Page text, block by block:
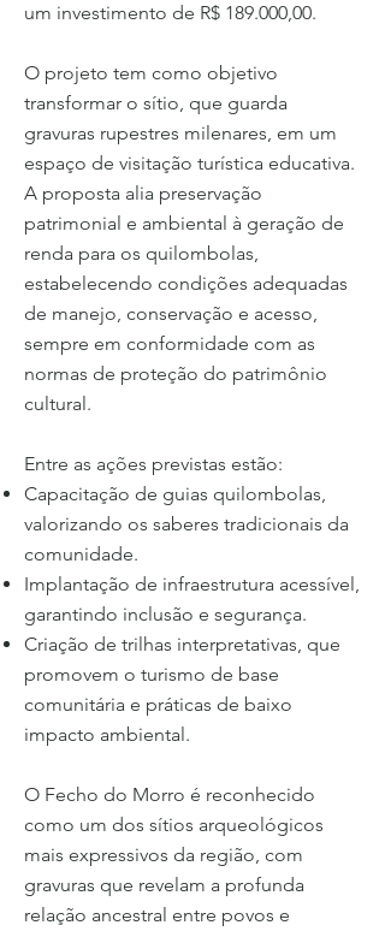
um investimento de R$ 189.000,00.
O projeto tem como objetivo
transformar o sítio, que guarda
gravuras rupestres milenares, em um
espaço de visitação turística educativa.
A proposta alia preservação
patrimonial e ambiental à geração de
renda para os quilombolas,
estabelecendo condições adequadas
de manejo, conservação e acesso,
sempre em conformidade com as
normas de proteção do patrimônio
cultural.
Entre as ações previstas estão:
Capacitação de guias quilombolas,
valorizando os saberes tradicionais da
comunidade.
Implantação de infraestrutura acessível,
garantindo inclusão e segurança.
Criação de trilhas interpretativas, que
promovem o turismo de base
comunitária e práticas de baixo
impacto ambiental.
O Fecho do Morro é reconhecido
como um dos sítios arqueológicos
mais expressivos da região, com
gravuras que revelam a profunda
relação ancestral entre povos e